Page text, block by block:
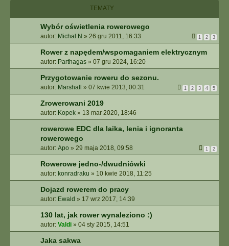
A
A
N
S
O
W
A
N
TEMATY
Wybór oświetlenia rowerowego
autor: Michal N » 26 gru 2011, 16:33 1 2 3
Rower z napędem/wspomaganiem elektrycznym
autor: Parthagas » 07 gru 2024, 16:20
Przygotowanie roweru do sezonu.
autor: Marshall » 07 kwie 2013, 00:31 1 2 3 4 5
Zrowerowani 2019
autor: Kopek » 13 mar 2020, 18:46
rowerowe EDC dla laika, lenia i ignoranta
rowerowego
autor: Apo » 29 maja 2018, 09:58 1 2
Rowerowe jedno-/dwudniówki
autor: konradraku » 10 kwie 2018, 11:25
Dojazd rowerem do pracy
autor: Ewald » 17 wrz 2017, 14:39
130 lat, jak rower wynaleziono :)
autor: Valdi » 04 sty 2015, 14:51
Jaka sakwa